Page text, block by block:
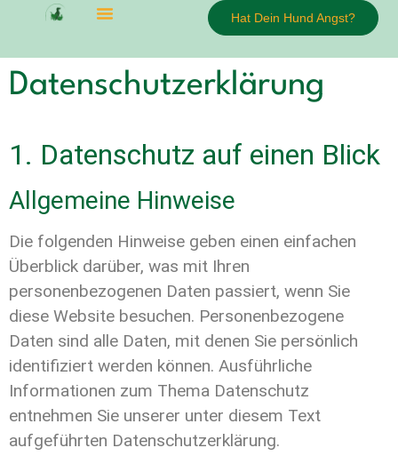
Hat Dein Hund Angst?
Datenschutzerklärung
1. Datenschutz auf einen Blick
Allgemeine Hinweise
Die folgenden Hinweise geben einen einfachen
Überblick darüber, was mit Ihren
personenbezogenen Daten passiert, wenn Sie
diese Website besuchen. Personenbezogene
Daten sind alle Daten, mit denen Sie persönlich
identifiziert werden können. Ausführliche
Informationen zum Thema Datenschutz
entnehmen Sie unserer unter diesem Text
aufgeführten Datenschutzerklärung.